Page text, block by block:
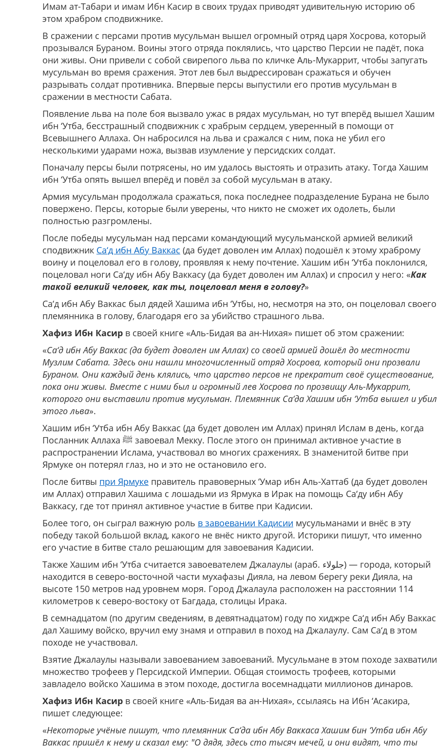
Имам ат-Табари и имам Ибн Касир в своих трудах приводят удивительную историю об
этом храбром сподвижнике.
В сражении с персами против мусульман вышел огромный отряд царя Хосрова, который
прозывался Бураном. Воины этого отряда поклялись, что царство Персии не падёт, пока
они живы. Они привели с собой свирепого льва по кличке Аль-Мукаррит, чтобы запугать
мусульман во время сражения. Этот лев был выдрессирован сражаться и обучен
разрывать солдат противника. Впервые персы выпустили его против мусульман в
сражении в местности Сабата.
Появление льва на поле боя вызвало ужас в рядах мусульман, но тут вперёд вышел Хашим
ибн ‘Утба, бесстрашный сподвижник с храбрым сердцем, уверенный в помощи от
Всевышнего Аллаха. Он набросился на льва и сражался с ним, пока не убил его
несколькими ударами ножа, вызвав изумление у персидских солдат.
Поначалу персы были потрясены, но им удалось выстоять и отразить атаку. Тогда Хашим
ибн ‘Утба опять вышел вперёд и повёл за собой мусульман в атаку.
Армия мусульман продолжала сражаться, пока последнее подразделение Бурана не было
повержено. Персы, которые были уверены, что никто не сможет их одолеть, были
полностью разгромлены.
После победы мусульман над персами командующий мусульманской армией великий
сподвижник Са‘д ибн Абу Ваккас (да будет доволен им Аллах) подошёл к этому храброму
воину и поцеловал его в голову, проявляя к нему почтение. Хашим ибн ‘Утба поклонился,
поцеловал ноги Са‘ду ибн Абу Ваккасу (да будет доволен им Аллах) и спросил у него: «Как
такой великий человек, как ты, поцеловал меня в голову?»
Са‘д ибн Абу Ваккас был дядей Хашима ибн ‘Утбы, но, несмотря на это, он поцеловал своего
племянника в голову, благодаря его за убийство страшного льва.
Хафиз Ибн Касир в своей книге «Аль-Бидая ва ан-Нихая» пишет об этом сражении:
«Са‘д ибн Абу Ваккас (да будет доволен им Аллах) со своей армией дошёл до местности
Музлим Сабата. Здесь они нашли многочисленный отряд Хосрова, который они прозвали
Бураном. Они каждый день клялись, что царство персов не прекратит своё существование,
пока они живы. Вместе с ними был и огромный лев Хосрова по прозвищу Аль-Мукаррит,
которого они выставили против мусульман. Племянник Са‘да Хашим ибн ‘Утба вышел и убил
этого льва».
Хашим ибн ‘Утба ибн Абу Ваккас (да будет доволен им Аллах) принял Ислам в день, когда
Посланник Аллаха ﷺ завоевал Мекку. После этого он принимал активное участие в
распространении Ислама, участвовал во многих сражениях. В знаменитой битве при
Ярмуке он потерял глаз, но и это не остановило его.
После битвы при Ярмуке правитель правоверных ‘Умар ибн Аль-Хаттаб (да будет доволен
им Аллах) отправил Хашима с лошадьми из Ярмука в Ирак на помощь Са‘ду ибн Абу
Ваккасу, где тот принял активное участие в битве при Кадисии.
Более того, он сыграл важную роль в завоевании Кадисии мусульманами и внёс в эту
победу такой большой вклад, какого не внёс никто другой. Историки пишут, что именно
его участие в битве стало решающим для завоевания Кадисии.
Также Хашим ибн ‘Утба считается завоевателем Джалаулы (араб. جلولاء‎) — города, который
находится в северо-восточной части мухафазы Дияла, на левом берегу реки Дияла, на
высоте 150 метров над уровнем моря. Город Джалаула расположен на расстоянии 114
километров к северо-востоку от Багдада, столицы Ирака.
В семнадцатом (по другим сведениям, в девятнадцатом) году по хиджре Са‘д ибн Абу Ваккас
дал Хашиму войско, вручил ему знамя и отправил в поход на Джалаулу. Сам Са‘д в этом
походе не участвовал.
Взятие Джалаулы называли завоеванием завоеваний. Мусульмане в этом походе захватили
множество трофеев у Персидской Империи. Общая стоимость трофеев, которыми
завладело войско Хашима в этом походе, достигла восемнадцати миллионов динаров.
Хафиз Ибн Касир в своей книге «Аль-Бидая ва ан-Нихая», ссылаясь на Ибн ‘Асакира,
пишет следующее:
«Некоторые учёные пишут, что племянник Са‘да ибн Абу Ваккаса Хашим бин ‘Утба ибн Абу
Ваккас пришёл к нему и сказал ему: "О дядя, здесь сто тысяч мечей, и они видят, что ты